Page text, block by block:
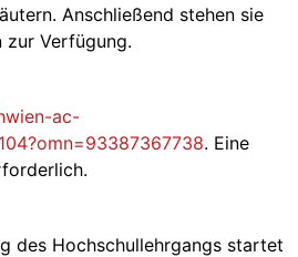
Anschließend stehen sie
zur Verfügung.
ac-
. Eine
des Hochschullehrgangs startet